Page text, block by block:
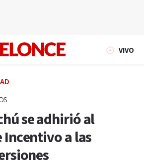
VIVO
se adhirió al
Incentivo a las